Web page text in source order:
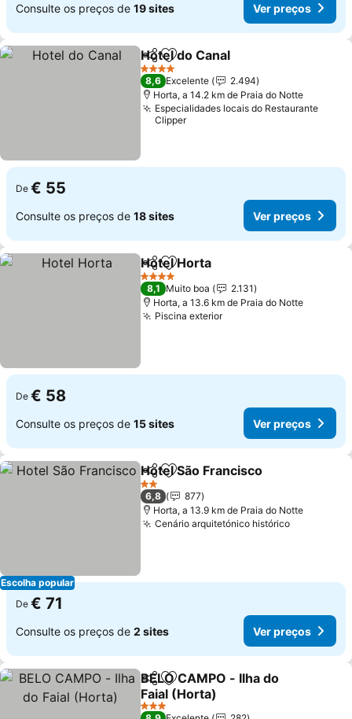
Consulte os preços de 19 sites Ver preços
PartilharAdicionar aos favoritos
Hotel do Canal
4 Estrelas
8,6 Excelente
2.494
Horta, a 14.2 km de Praia do Notte
Especialidades locais do Restaurante
Clipper
De € 55
Consulte os preços de 18 sites Ver preços
PartilharAdicionar aos favoritos
Hotel Horta
4 Estrelas
8,1 Muito boa
2.131
Horta, a 13.6 km de Praia do Notte
Piscina exteriorVer preços
De € 58
Consulte os preços de 15 sites Ver preços
Escolha popular
PartilharAdicionar aos favoritos
Hotel São Francisco
2 Estrelas
6,8
877
Horta, a 13.9 km de Praia do Notte
Cenário arquitetónico históricoVer
De € 71
Consulte os preços de 2 sites Ver preços
PartilharAdicionar aos favoritos
BELO CAMPO - Ilha do
Faial (Horta)
Ver preços
3 Estrelas